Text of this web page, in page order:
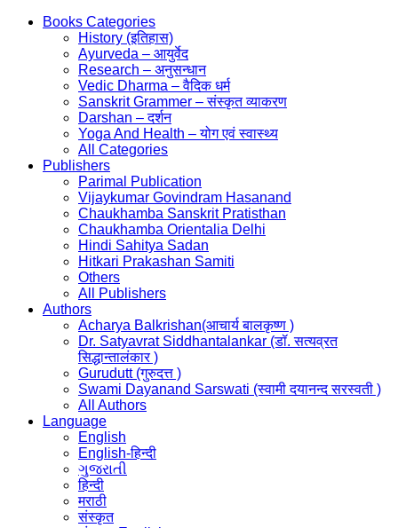
Books Categories
History (इतिहास)
Ayurveda – आयुर्वेद
Research – अनुसन्धान
Vedic Dharma – वैदिक धर्म
Sanskrit Grammer – संस्कृत व्याकरण
Darshan – दर्शन
Yoga And Health – योग एवं स्वास्थ्य
All Categories
Publishers
Parimal Publication
Vijaykumar Govindram Hasanand
Chaukhamba Sanskrit Pratisthan
Chaukhamba Orientalia Delhi
Hindi Sahitya Sadan
Hitkari Prakashan Samiti
Others
All Publishers
Authors
Acharya Balkrishan(आचार्य बालकृष्ण )
Dr. Satyavrat Siddhantalankar (डॉ. सत्यव्रत
सिद्धान्तालंकार )
Gurudutt (गुरुदत्त )
Swami Dayanand Sarswati (स्वामी दयानन्द सरस्वती )
All Authors
Language
English
English-हिन्दी
ગુજરાતી
हिन्दी
मराठी
संस्कृत